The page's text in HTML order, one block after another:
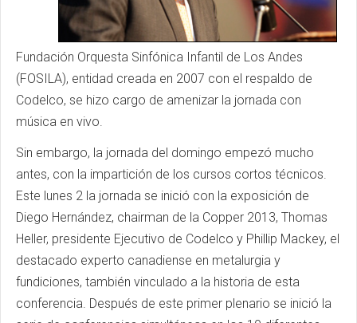
Fundación Orquesta Sinfónica Infantil de Los Andes
(FOSILA), entidad creada en 2007 con el respaldo de
Codelco, se hizo cargo de amenizar la jornada con
música en vivo.
Sin embargo, la jornada del domingo empezó mucho
antes, con la impartición de los cursos cortos técnicos.
Este lunes 2 la jornada se inició con la exposición de
Diego Hernández, chairman de la Copper 2013, Thomas
Heller, presidente Ejecutivo de Codelco y Phillip Mackey, el
destacado experto canadiense en metalurgia y
fundiciones, también vinculado a la historia de esta
conferencia. Después de este primer plenario se inició la